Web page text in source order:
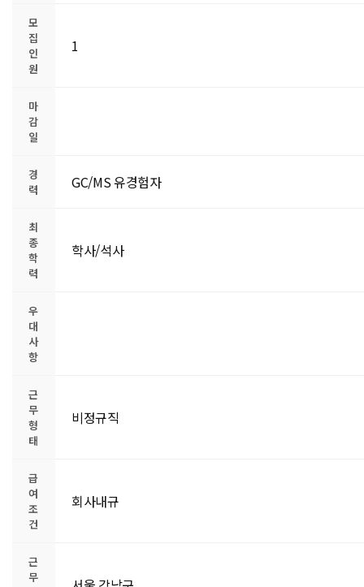
모
집
인
원
1
마
감
일
경
력
GC/MS 유경험자
최
종
학
력
학사/석사
우
대
사
항
근
무
형
태
비정규직
급
여
조
건
회사내규
근
무